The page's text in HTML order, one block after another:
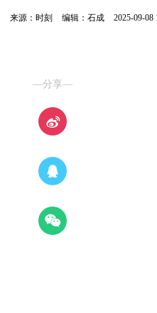
来源：时刻 编辑：石成 2025-09-08
—分享—